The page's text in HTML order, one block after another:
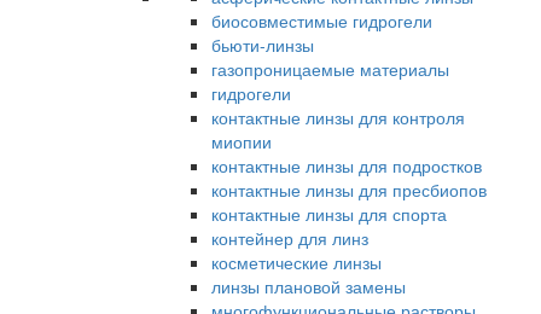
биосовместимые гидрогели
бьюти-линзы
газопроницаемые материалы
гидрогели
контактные линзы для контроля
миопии
контактные линзы для подростков
контактные линзы для пресбиопов
контактные линзы для спорта
контейнер для линз
косметические линзы
линзы плановой замены